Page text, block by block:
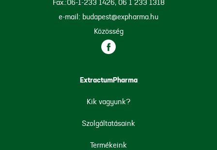
Fax.:06-1-233 1426, 06 1 233 1318
e-mail: budapest@expharma.hu
Közösség
ExtractumPharma
Kik vagyunk?
Szolgáltatásaink
Termékeink